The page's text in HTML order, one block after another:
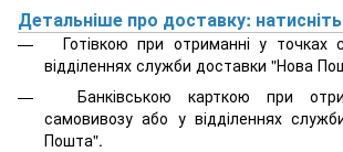
Детальніше про доставку:
Готівкою при отриманні у точках
відділеннях служби доставки "Нова
Банківською карткою при
самовивозу або у відділеннях
Пошта".